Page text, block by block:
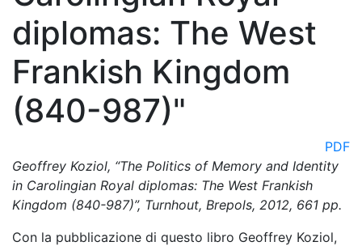
diplomas: The West
Frankish Kingdom
(840-987)"
PDF
Geoffrey Koziol, “The Politics of Memory and Identity
in Carolingian Royal diplomas: The West Frankish
Kingdom (840-987)”, Turnhout, Brepols, 2012, 661 pp.
Con la pubblicazione di questo libro Geoffrey Koziol,